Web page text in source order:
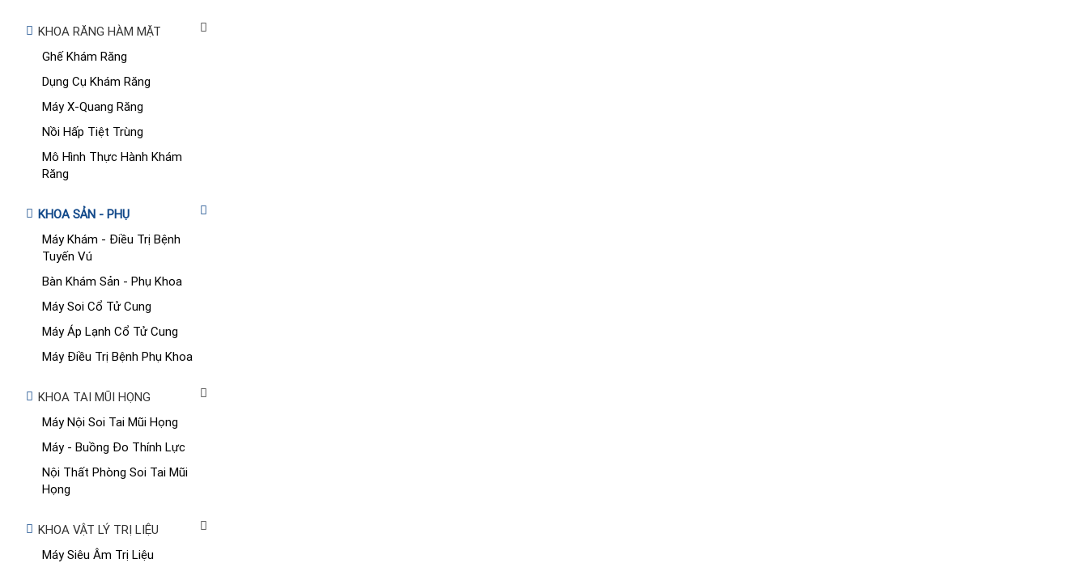
KHOA RĂNG HÀM MẶT
Ghế Khám Răng
Dụng Cụ Khám Răng
Máy X-Quang Răng
Nồi Hấp Tiệt Trùng
Mô Hình Thực Hành Khám
Răng
KHOA SẢN - PHỤ
Máy Khám - Điều Trị Bệnh
Tuyến Vú
Bàn Khám Sản - Phụ Khoa
Máy Soi Cổ Tử Cung
Máy Áp Lạnh Cổ Tử Cung
Máy Điều Trị Bệnh Phụ Khoa
KHOA TAI MŨI HỌNG
Máy Nội Soi Tai Mũi Họng
Máy - Buồng Đo Thính Lực
Nội Thất Phòng Soi Tai Mũi
Họng
KHOA VẬT LÝ TRỊ LIỆU
Máy Siêu Âm Trị Liệu